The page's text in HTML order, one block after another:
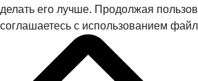
делать его лучше. Продолжая
соглашаетесь с использованием